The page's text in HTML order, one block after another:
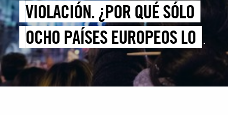
VIOLACIÓN. ¿POR QUÉ SÓLO
OCHO PAÍSES EUROPEOS LO
RECONOCEN?